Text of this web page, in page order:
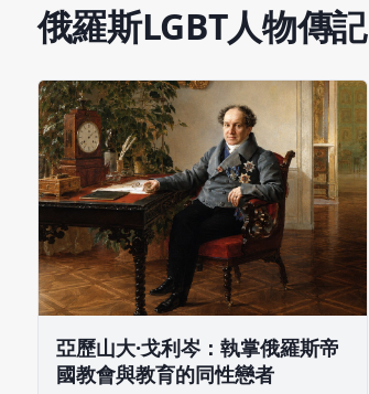
俄羅斯LGBT人物傳記
亞歷山大·戈利岑：執掌俄羅斯帝
國教會與教育的同性戀者